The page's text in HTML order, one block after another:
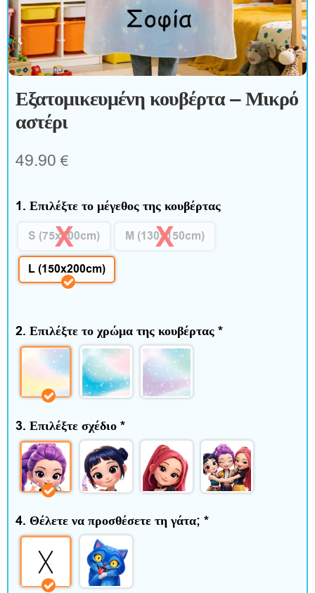
ξ
ε
σ
ο
ά
ρ
Σ
π
ί
τ
ι
κ
α
ι
ε
λ
Εξατομικευμένη κουβέρτα – Μικρό
αστέρι
49.90 €
1. Επιλέξτε το μέγεθος της κουβέρτας
S (75x100cm) M (130x150cm)
L (150x200cm)
2. Επιλέξτε το χρώμα της κουβέρτας *
3. Επιλέξτε σχέδιο *
4. Θέλετε να προσθέσετε τη γάτα; *